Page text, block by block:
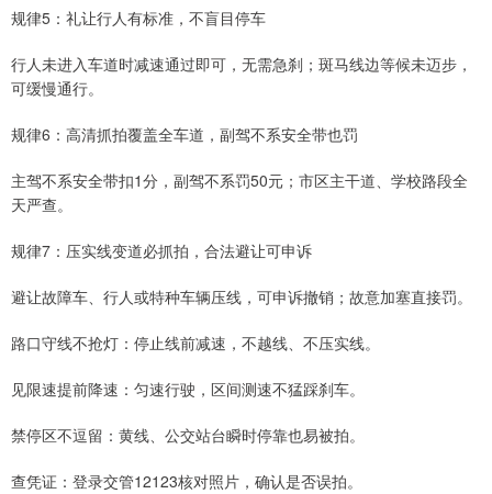
规律5：礼让行人有标准，不盲目停车
行人未进入车道时减速通过即可，无需急刹；斑马线边等候未迈步，
可缓慢通行。
规律6：高清抓拍覆盖全车道，副驾不系安全带也罚
主驾不系安全带扣1分，副驾不系罚50元；市区主干道、学校路段全
天严查。
规律7：压实线变道必抓拍，合法避让可申诉
避让故障车、行人或特种车辆压线，可申诉撤销；故意加塞直接罚。
路口守线不抢灯：停止线前减速，不越线、不压实线。
见限速提前降速：匀速行驶，区间测速不猛踩刹车。
禁停区不逗留：黄线、公交站台瞬时停靠也易被拍。
查凭证：登录交管12123核对照片，确认是否误拍。